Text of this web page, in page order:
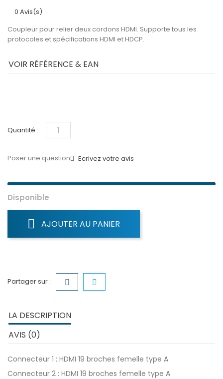
0 Avis(s)
Coupleur pour relier deux cordons HDMI. Supporte tous les
protocoles et spécifications HDMI et HDCP.
VOIR RÉFÉRENCE & EAN
Quantité :
Poser une question Ecrivez votre avis
Disponible
AJOUTER AU PANIER
Partager sur :
LA DESCRIPTION
AVIS (0)
Connecteur 1 : HDMI 19 broches femelle type A
Connecteur 2 : HDMI 19 broches femelle type A